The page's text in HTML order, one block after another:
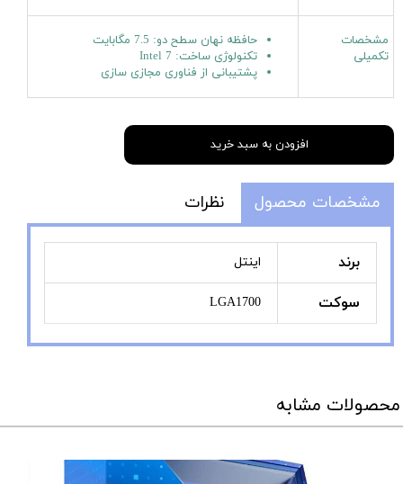
مشخصات
تکمیلی
حافظه نهان سطح دو: 7.5 مگابایت
تکنولوژی ساخت: Intel 7
پشتیبانی از فناوری مجازی سازی
افزودن به سبد خرید
مشخصات محصول نظرات
برند اینتل
سوکت LGA1700
محصولات مشابه